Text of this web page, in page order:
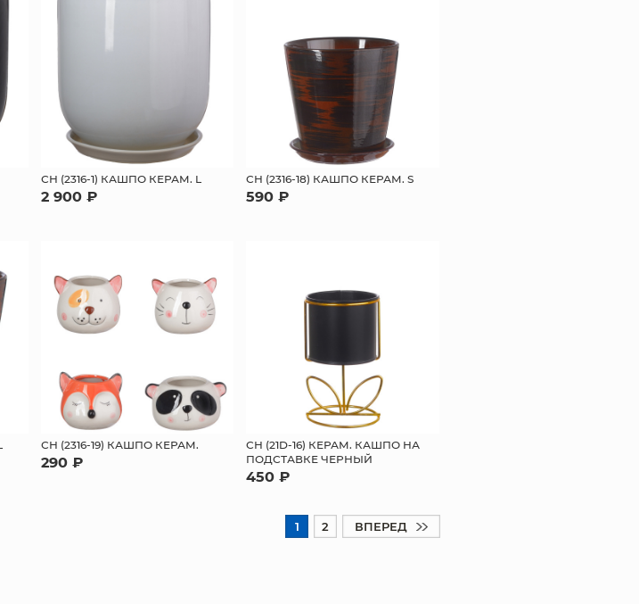
СН (2316-1) КАШПО КЕРАМ. L
2 900 ₽
СН (2316-18) КАШПО КЕРАМ. S
590 ₽
СН (2316-19) КАШПО КЕРАМ.
290 ₽
СН (21D-16) КЕРАМ. КАШПО НА
ПОДСТАВКЕ ЧЕРНЫЙ
450 ₽
1 2 ВПЕРЕД